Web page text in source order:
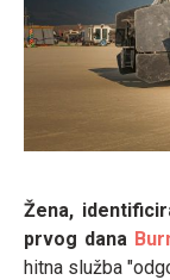
Žena,
prvog dana
hitna služba